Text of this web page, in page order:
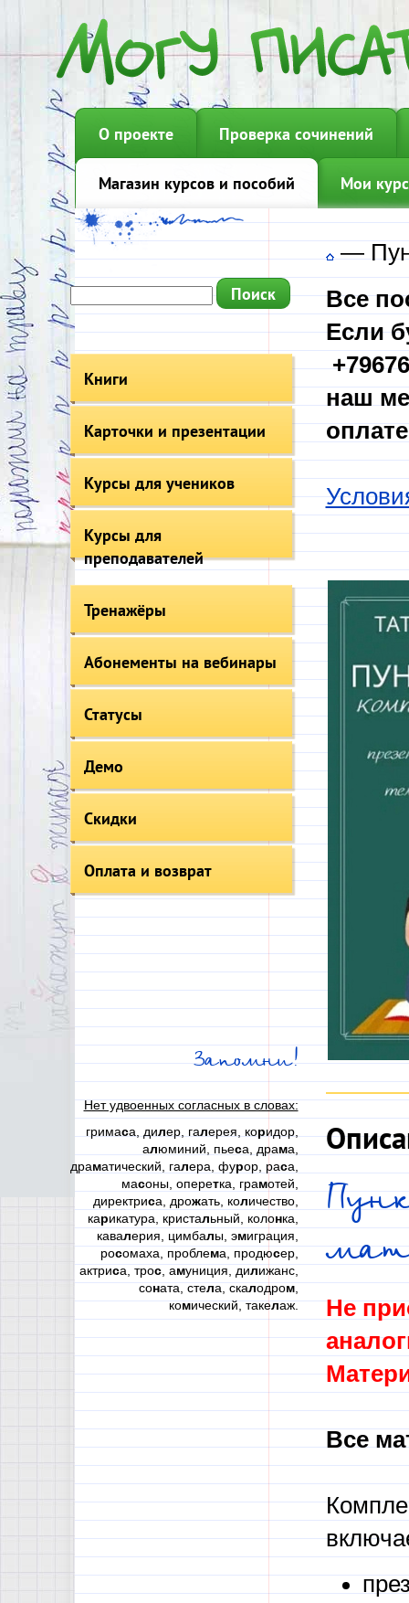
О проекте Проверка сочинений
Магазин курсов и пособий Мои
Книги
Карточки и презентации
Курсы для учеников
Курсы для
преподавателей
Тренажёры
Абонементы на вебинары
Статусы
Демо
Скидки
Оплата и возврат
Запомни!
Нет удвоенных согласных в словах:
гримаса, дилер, галерея, коридор,
алюминий, пьеса, драма,
драматический, галера, фурор, раса,
масоны, оперетка, грамотей,
директриса, дрожать, количество,
карикатура, кристальный, колонка,
кавалерия, цимбалы, эмиграция,
росомаха, проблема, продюсер,
актриса, трос, амуниция, дилижанс,
соната, стела, скалодром,
комический, такелаж.
—
Все
Если
наш
Не
Все